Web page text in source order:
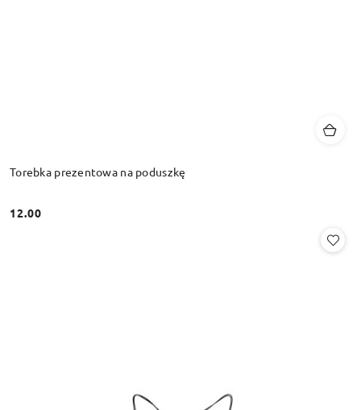
Torebka prezentowa na poduszkę
Cena:
12.00